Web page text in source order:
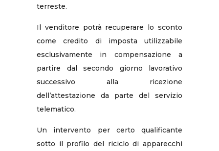
terreste.
Il venditore potrà recuperare lo sconto
come credito di imposta utilizzabile
esclusivamente in compensazione a
partire dal secondo giorno lavorativo
successivo alla ricezione
dell’attestazione da parte del servizio
telematico.
Un intervento per certo qualificante
sotto il profilo del riciclo di apparecchi